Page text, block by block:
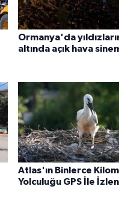
Ormanya'da
altında açık hava
Atlas'ın Binlerce
Yolculuğu GPS İle